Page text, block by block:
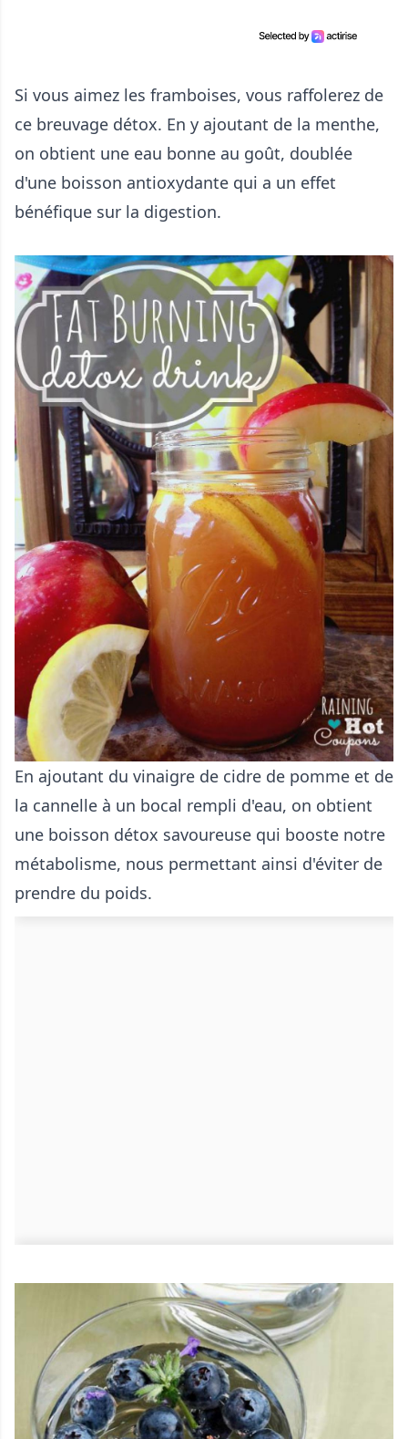
Si vous aimez les framboises, vous raffolerez de
ce breuvage détox. En y ajoutant de la menthe,
on obtient une eau bonne au goût, doublée
d'une boisson antioxydante qui a un effet
bénéfique sur la digestion.
En ajoutant du vinaigre de cidre de pomme et de
la cannelle à un bocal rempli d'eau, on obtient
une boisson détox savoureuse qui booste notre
métabolisme, nous permettant ainsi d'éviter de
prendre du poids.